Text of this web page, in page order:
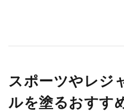
スポーツやレジ
ルを塗るおすす